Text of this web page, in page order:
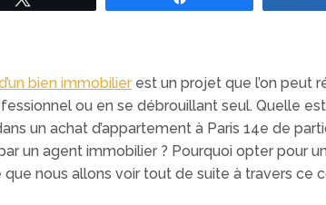
bien immobilierest un projet que l’on peut
ou en se débrouillant seul. Quelle
un achat d’appartement à Paris 14e de
un agent immobilier ? Pourquoi opter pour
que nous allons voir tout de suite à travers ce